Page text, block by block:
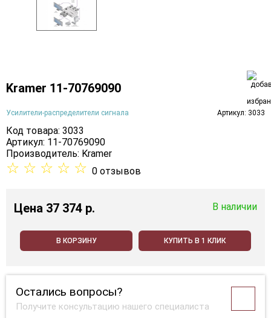
Kramer 11-70769090
Усилители-распределители сигнала Артикул: 3033
Код товара: 3033
Артикул: 11-70769090
Производитель: Kramer
☆ ☆ ☆ ☆ ☆ 0 отзывов
Цена 37 374 p. В наличии
В КОРЗИНУ КУПИТЬ В 1 КЛИК
Остались вопросы?
Получите консультацию нашего специалиста